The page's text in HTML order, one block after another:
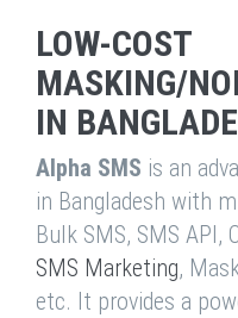
LOW-COST
MASKING/
IN
Alpha SMS is an
in Bangladesh with
Bulk SMS, SMS API,
SMS Marketing,
etc. It provides a